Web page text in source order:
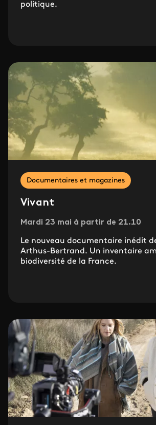
politique.
Documentaires et magazines
Vivant
Mardi 23 mai à partir de 21.10
Le nouveau documentaire inédit
Arthus-Bertrand. Un inventaire
biodiversité de la France.